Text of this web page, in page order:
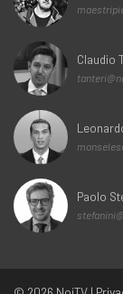
Claudio
Paolo